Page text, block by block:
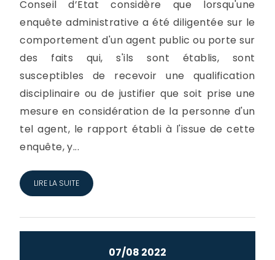
Conseil d’Etat considère que lorsqu'une
enquête administrative a été diligentée sur le
comportement d'un agent public ou porte sur
des faits qui, s'ils sont établis, sont
susceptibles de recevoir une qualification
disciplinaire ou de justifier que soit prise une
mesure en considération de la personne d'un
tel agent, le rapport établi à l'issue de cette
enquête, y...
LIRE LA SUITE
07/08 2022